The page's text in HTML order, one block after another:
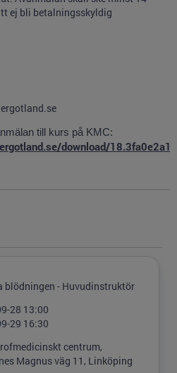
ej bli betalningsskyldig
till kurs på KMC:
download/
blödningen - Huvudinstruktör
28 13:00
29 16:30
centrum,
Magnus väg 11, Linköping